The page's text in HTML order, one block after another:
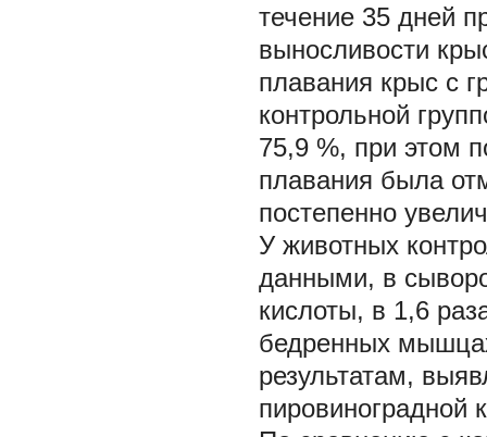
течение 35 дней
выносливости
плавания крыс с
контрольной
75,9 %, при этом
плавания была
постепенно
У животных
данными, в
кислоты, в 1,6
бедренных
результатам,
пировиноградной